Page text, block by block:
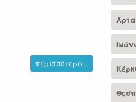
περισσότερα...
Άρτα